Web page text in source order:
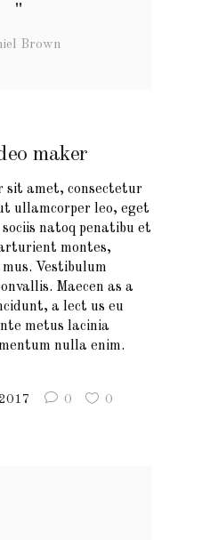
Brown
maker
sit amet, consectetur
ullamcorper leo, eget
natoq penatibu et
montes,
Vestibulum
Maecen as a
a lect us eu
metus lacinia
nulla enim.
0 0